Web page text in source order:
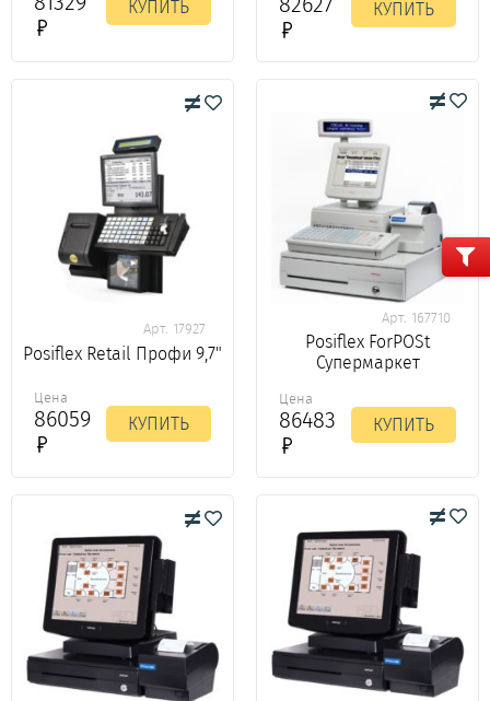
КУПИТЬ КУПИТЬ
Арт. 17927
Posiflex Retail Профи 9,7"
Цена
86059 КУПИТЬ
Арт. 167710
Posiflex ForPOSt
Супермаркет
Цена
86483 КУПИТЬ